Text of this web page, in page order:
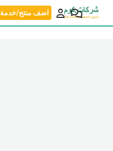
انتقل
اضف منتج/خدمة